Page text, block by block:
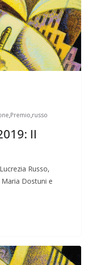
,Premio,russo
II
Russo,
Dostuni e